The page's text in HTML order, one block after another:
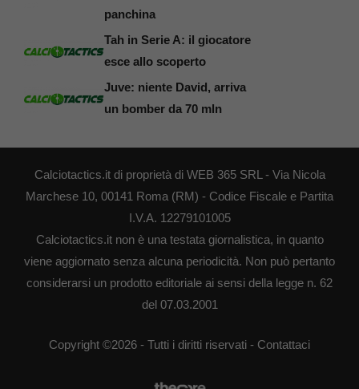
panchina
Tah in Serie A: il giocatore
esce allo scoperto
Juve: niente David, arriva
un bomber da 70 mln
Calciotactics.it di proprietà di WEB 365 SRL - Via Nicola
Marchese 10, 00141 Roma (RM) - Codice Fiscale e Partita
I.V.A. 12279101005
Calciotactics.it non è una testata giornalistica, in quanto
viene aggiornato senza alcuna periodicità. Non può pertanto
considerarsi un prodotto editoriale ai sensi della legge n. 62
del 07.03.2001
Copyright ©2026 - Tutti i diritti riservati - Contattaci